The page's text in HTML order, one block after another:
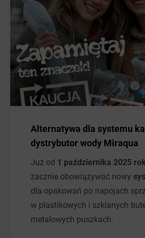
Alternatywa dla systemu
dystrybutor wody Miraqua
Już od 1 października 2025
zacznie obowiązywać nowy
dla opakowań po napojach
w plastikowych i szklanych
metalowych puszkach.